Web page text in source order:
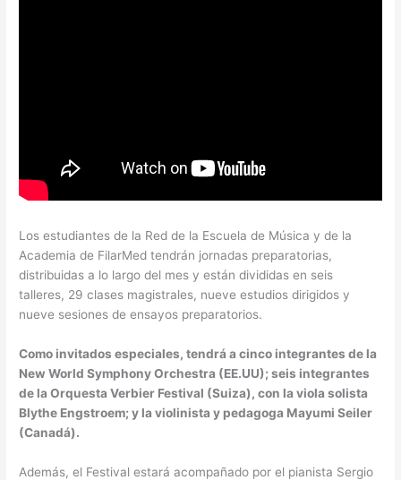
Los estudiantes de la Red de la Escuela de Música y de la
Academia de FilarMed tendrán jornadas preparatorias,
distribuidas a lo largo del mes y están divididas en seis
talleres, 29 clases magistrales, nueve estudios dirigidos y
nueve sesiones de ensayos preparatorios.
Como invitados especiales, tendrá a cinco integrantes de la
New World Symphony Orchestra (EE.UU); seis integrantes
de la Orquesta Verbier Festival (Suiza), con la viola solista
Blythe Engstroem; y la violinista y pedagoga Mayumi Seiler
(Canadá).
Además, el Festival estará acompañado por el pianista Sergio